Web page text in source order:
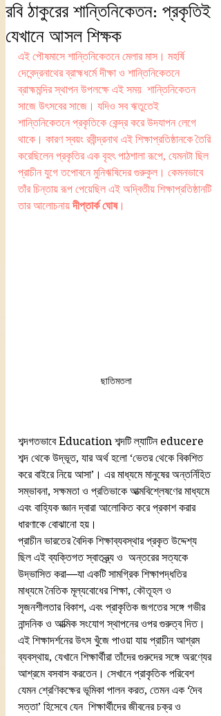
রবি ঠাকুরের শান্তিনিকেতন: প্রকৃতিই
যেখানে আসল শিক্ষক
এই পৌষমাসে শান্তিনিকেতনে মেলার মাস। মহর্ষি
দেবেন্দ্রনাথের ব্রাহ্মধর্মে দীক্ষা ও শান্তিনিকেতনে
ব্রাহ্মমন্দির স্থাপন উপলক্ষে এই সময়  শান্তিনিকেতন
সাজে উৎসবের সাজে। যদিও সব ঋতুতেই
শান্তিনিকেতনে প্রকৃতিকে কেন্দ্র করে উদযাপন লেগে
থাকে। কারণ স্বয়ং রবীন্দ্রনাথ এই শিক্ষাপ্রতিষ্ঠানকে তৈরি
করেছিলেন প্রকৃতির এক বৃহৎ পাঠশালা রূপে, যেমনটা ছিল
প্রাচীন যুগে তপোবনে মুনিঋষিদের গুরুকুল। কেমনভাবে
তাঁর চিন্তায় রূপ পেয়েছিল এই অদ্বিতীয় শিক্ষাপ্রতিষ্ঠানটি
তার আলোচনায় দীপ্তার্ক ঘোষ।
ছাতিমতলা
শব্দগতভাবে Education শব্দটি ল্যাটিন educere
শব্দ থেকে উদ্ভূত, যার অর্থ হলো ‘ভেতর থেকে বিকশিত
করে বাইরে নিয়ে আসা’। এর মাধ্যমে মানুষের অন্তর্নিহিত
সম্ভাবনা, সক্ষমতা ও প্রতিভাকে আত্মবিশ্লেষণের মাধ্যমে
এবং বাহ্যিক জ্ঞান দ্বারা আলোকিত করে প্রকাশ করার
ধারণাকে বোঝানো হয়।
প্রাচীন ভারতের বৈদিক শিক্ষাব্যবস্থার প্রকৃত উদ্দেশ্য
ছিল এই ব্যক্তিগত স্বাতন্ত্র্য ও  অন্তরের সত্যকে
উদ্ভাসিত করা—যা একটি সামগ্রিক শিক্ষাপদ্ধতির
মাধ্যমে নৈতিক মূল্যবোধের শিক্ষা, কৌতূহল ও
সৃজনশীলতার বিকাশ, এবং প্রাকৃতিক জগতের সঙ্গে গভীর
নান্দনিক ও আত্মিক সংযোগ স্থাপনের ওপর গুরুত্ব দিত।
এই শিক্ষাদর্শনের উৎস খুঁজে পাওয়া যায় প্রাচীন আশ্রম
ব্যবস্থায়, যেখানে শিক্ষার্থীরা তাঁদের গুরুদের সঙ্গে অরণ্যের
আশ্রমে বসবাস করতেন। সেখানে প্রাকৃতিক পরিবেশ
যেমন শ্রেণিকক্ষের ভূমিকা পালন করত, তেমন এক ‘দৈব
সত্তা’ হিসেবে যেন  শিক্ষার্থীদের জীবনের চক্র ও